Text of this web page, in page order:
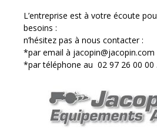
L’entreprise est à votre écoute
besoins :
n’hésitez pas à nous contacter :
*par email à jacopin@jacopin.com
*par téléphone au 02 97 26 00 00 .